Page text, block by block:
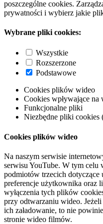
poszczególne cookies.
prywatności i wybierz jakie
Wybrane pliki cookies:
Wszystkie
Rozszerzone
Podstawowe
Cookies plików wideo
Cookies wpływające na
Funkcjonalne pliki
Niezbędne pliki cookies
Cookies plików wideo
Na naszym serwisie
serwisu YouTube. W tym
podmiotów trzecich dotyczące
preferencje użytkownika oraz
wyłączenia tych plików
przy odtwarzaniu wideo.
ich załadowanie, to nie
stronie wideo filmów.